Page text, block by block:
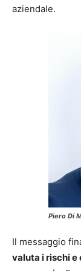
aziendale.
Piero Di
Il messaggio
valuta i rischi e